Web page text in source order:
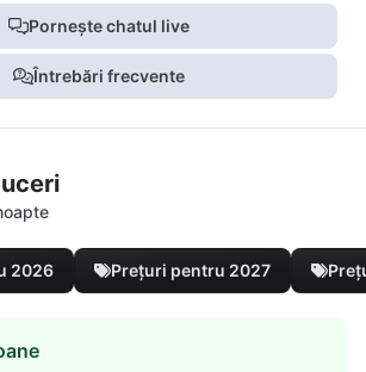
Pornește chatul live
Întrebări frecvente
2026 Prețuri pentru 2027